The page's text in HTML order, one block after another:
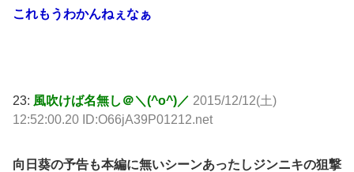
これもうわかんねぇなぁ
23: 風吹けば名無し＠＼(^o^)／ 2015/12/12(土)
12:52:00.20 ID:O66jA39P01212.net
向日葵の予告も本編に無いシーンあったしジンニキの狙撃